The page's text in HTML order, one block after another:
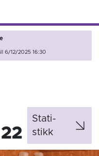
6/12/2025 16:30
Stati­
stikk